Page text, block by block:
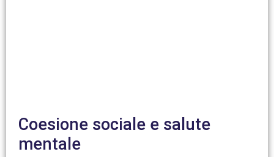
Coesione sociale e salute
mentale